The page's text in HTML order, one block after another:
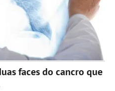
faces do cancro que